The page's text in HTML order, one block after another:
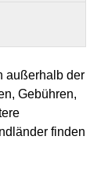
außerhalb der
Gebühren,
finden